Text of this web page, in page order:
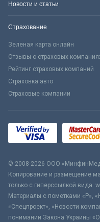
Новости и статьи
Страхование
Зеленая карта онлайн
Отзывы о страховых
Рейтинг страховых компаний
Страховка авто
Страховые компании
© 2008-2026 ООО
Копирование и размещение
только с гиперссылкой вида:
Материалы с пометками «Р»,
«Спецпроект», «Новости
понимании Закона Украины